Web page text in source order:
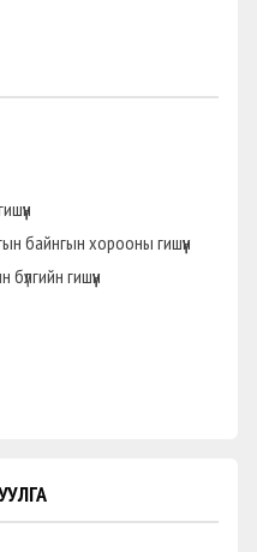
байнгын хорооны гишүүн
гишүүн